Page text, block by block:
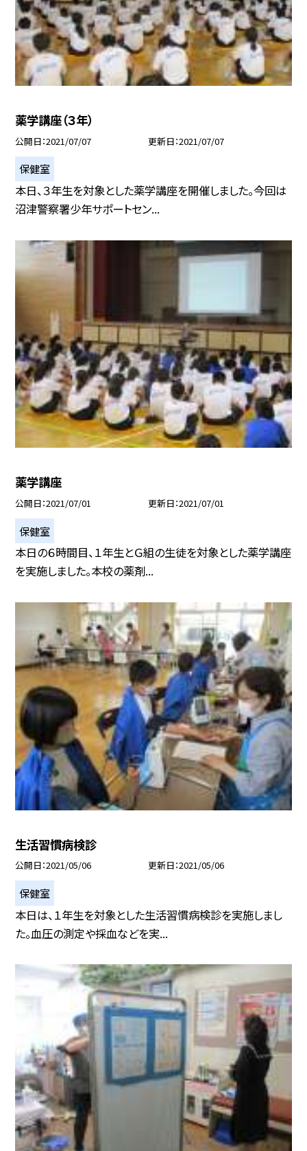
薬学講座（３年）
公開日 2021/07/07 更新日 2021/07/07
保健室
本日、３年生を対象とした薬学講座を開催しました。今回は
沼津警察署少年サポートセン...
薬学講座
公開日 2021/07/01 更新日 2021/07/01
保健室
本日の６時間目、１年生とＧ組の生徒を対象とした薬学講座
を実施しました。本校の薬剤...
生活習慣病検診
公開日 2021/05/06 更新日 2021/05/06
保健室
本日は、１年生を対象とした生活習慣病検診を実施しまし
た。血圧の測定や採血などを実...